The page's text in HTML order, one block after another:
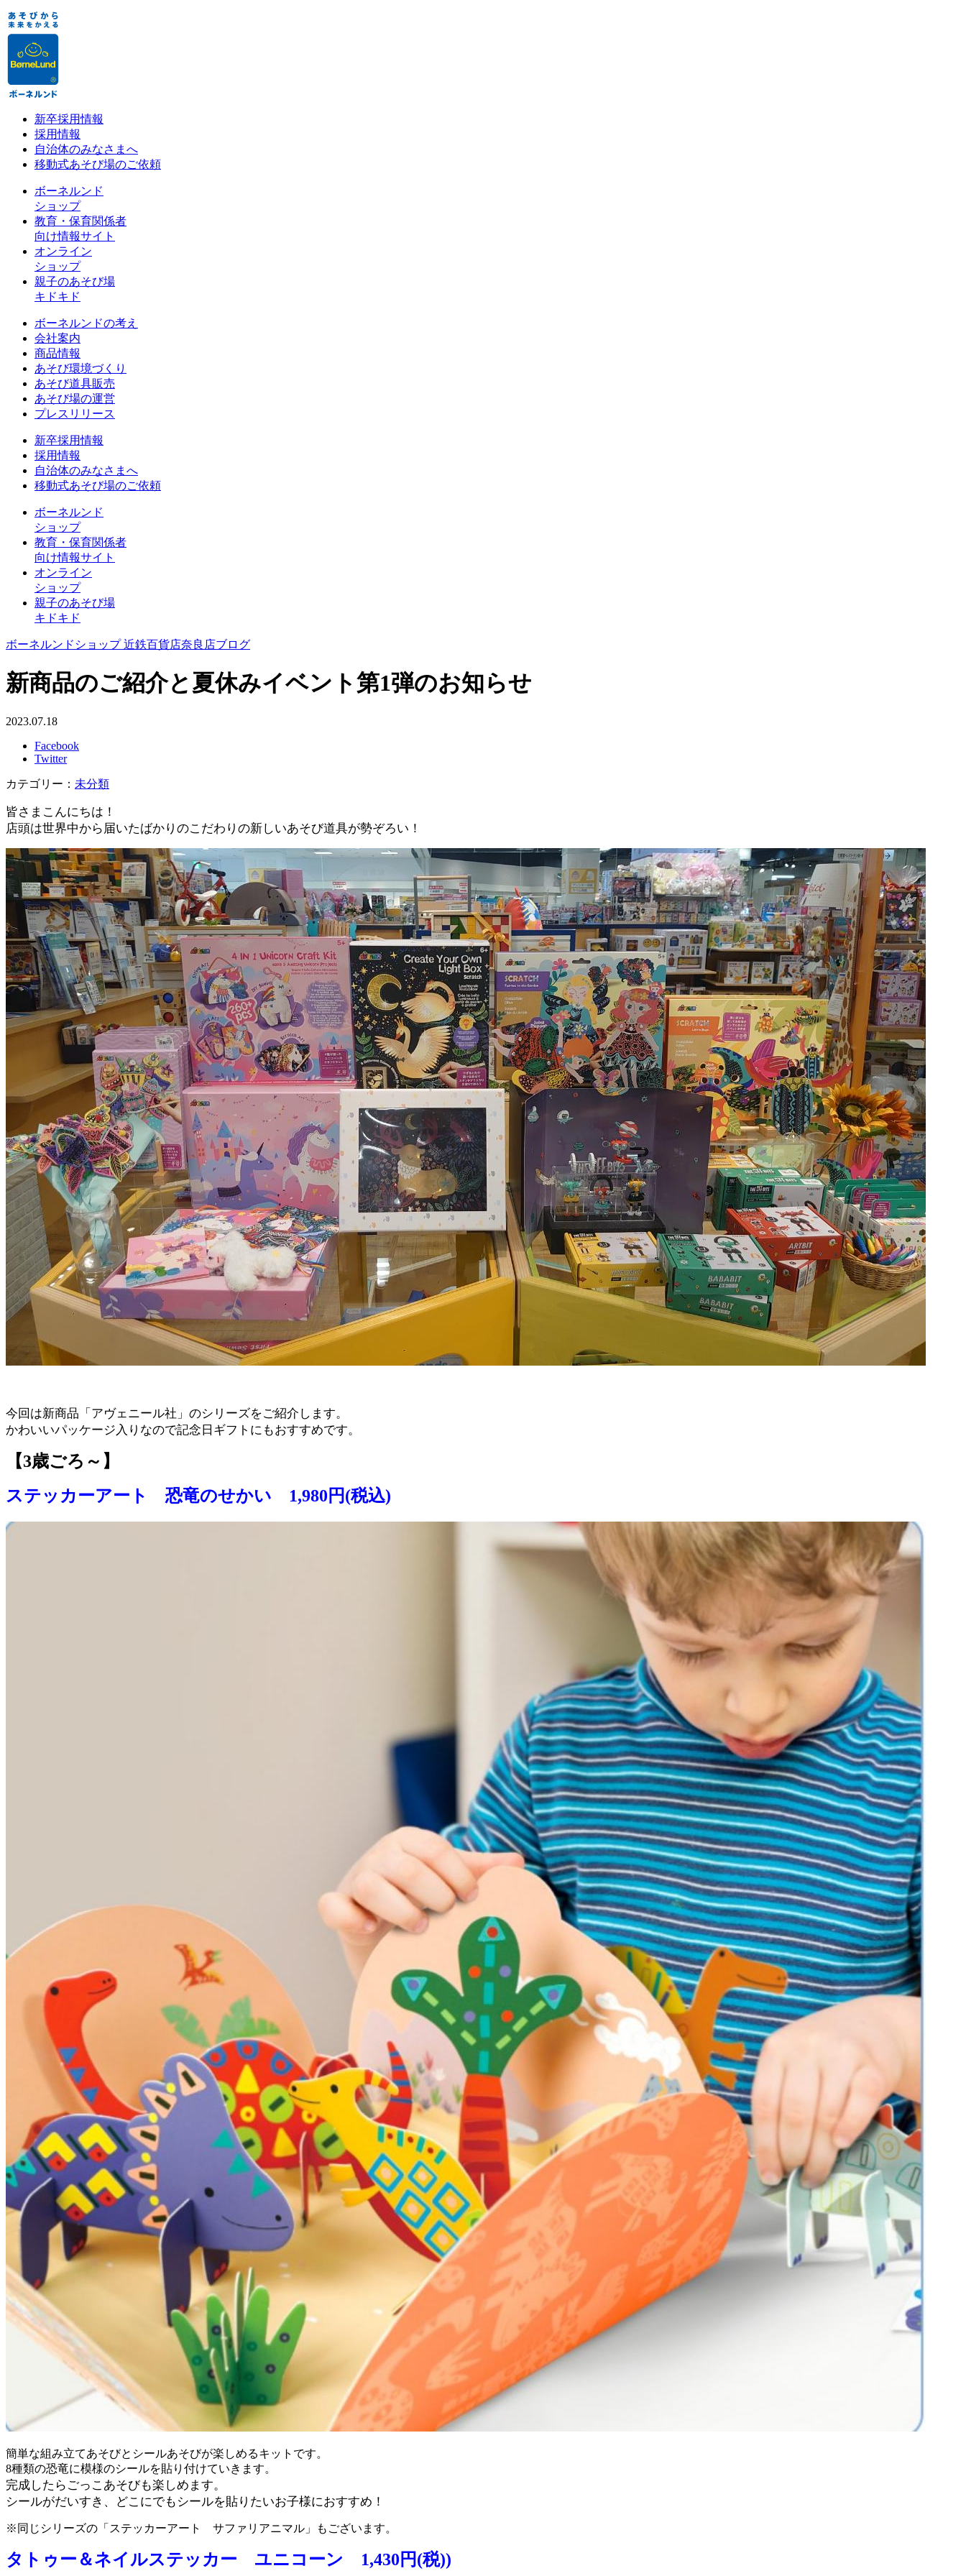
新卒採用情報
採用情報
自治体のみなさまへ
移動式あそび場のご依頼
ボーネルンド
ショップ
教育・保育関係者
向け情報サイト
オンライン
ショップ
親子のあそび場
キドキド
ボーネルンドの考え
会社案内
商品情報
あそび環境づくり
あそび道具販売
あそび場の運営
プレスリリース
新卒採用情報
採用情報
自治体のみなさまへ
移動式あそび場のご依頼
ボーネルンド
ショップ
教育・保育関係者
向け情報サイト
オンライン
ショップ
親子のあそび場
キドキド
ボーネルンドショップ 近鉄百貨店奈良店ブログ
新商品のご紹介と夏休みイベント第1弾のお知らせ
2023.07.18
Facebook
Twitter
カテゴリー： 未分類
皆さまこんにちは！
店頭は世界中から届いたばかりのこだわりの新しいあそび道具が勢ぞろい！
今回は新商品「アヴェニール社」のシリーズをご紹介します。
かわいいパッケージ入りなので記念日ギフトにもおすすめです。
【3歳ごろ～】
ステッカーアート 恐竜のせかい 1,980円(税込)
簡単な組み立てあそびとシールあそびが楽しめるキットです。
8種類の恐竜に模様のシールを貼り付けていきます。
完成したらごっこあそびも楽しめます。
シールがだいすき、どこにでもシールを貼りたいお子様におすすめ！
※同じシリーズの「ステッカーアート サファリアニマル」もございます。
タトゥー＆ネイルステッカー ユニコーン 1,430円(税))